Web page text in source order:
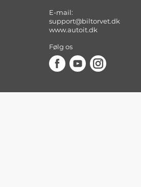
E-mail:
support@biltorvet.dk
www.autoit.dk
Følg os